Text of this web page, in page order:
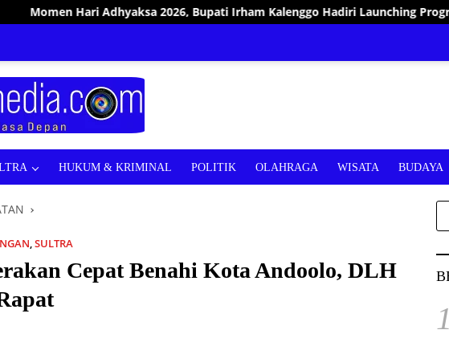
Irham Kalenggo Hadiri Launching Program BSPS 500 Unit Rumah di Konsel
HUKUM & KRIMINAL POLITIK OLAHRAGA WISATA BUDAYA
,SULTRA
Cepat Benahi Kota Andoolo, DLH
1